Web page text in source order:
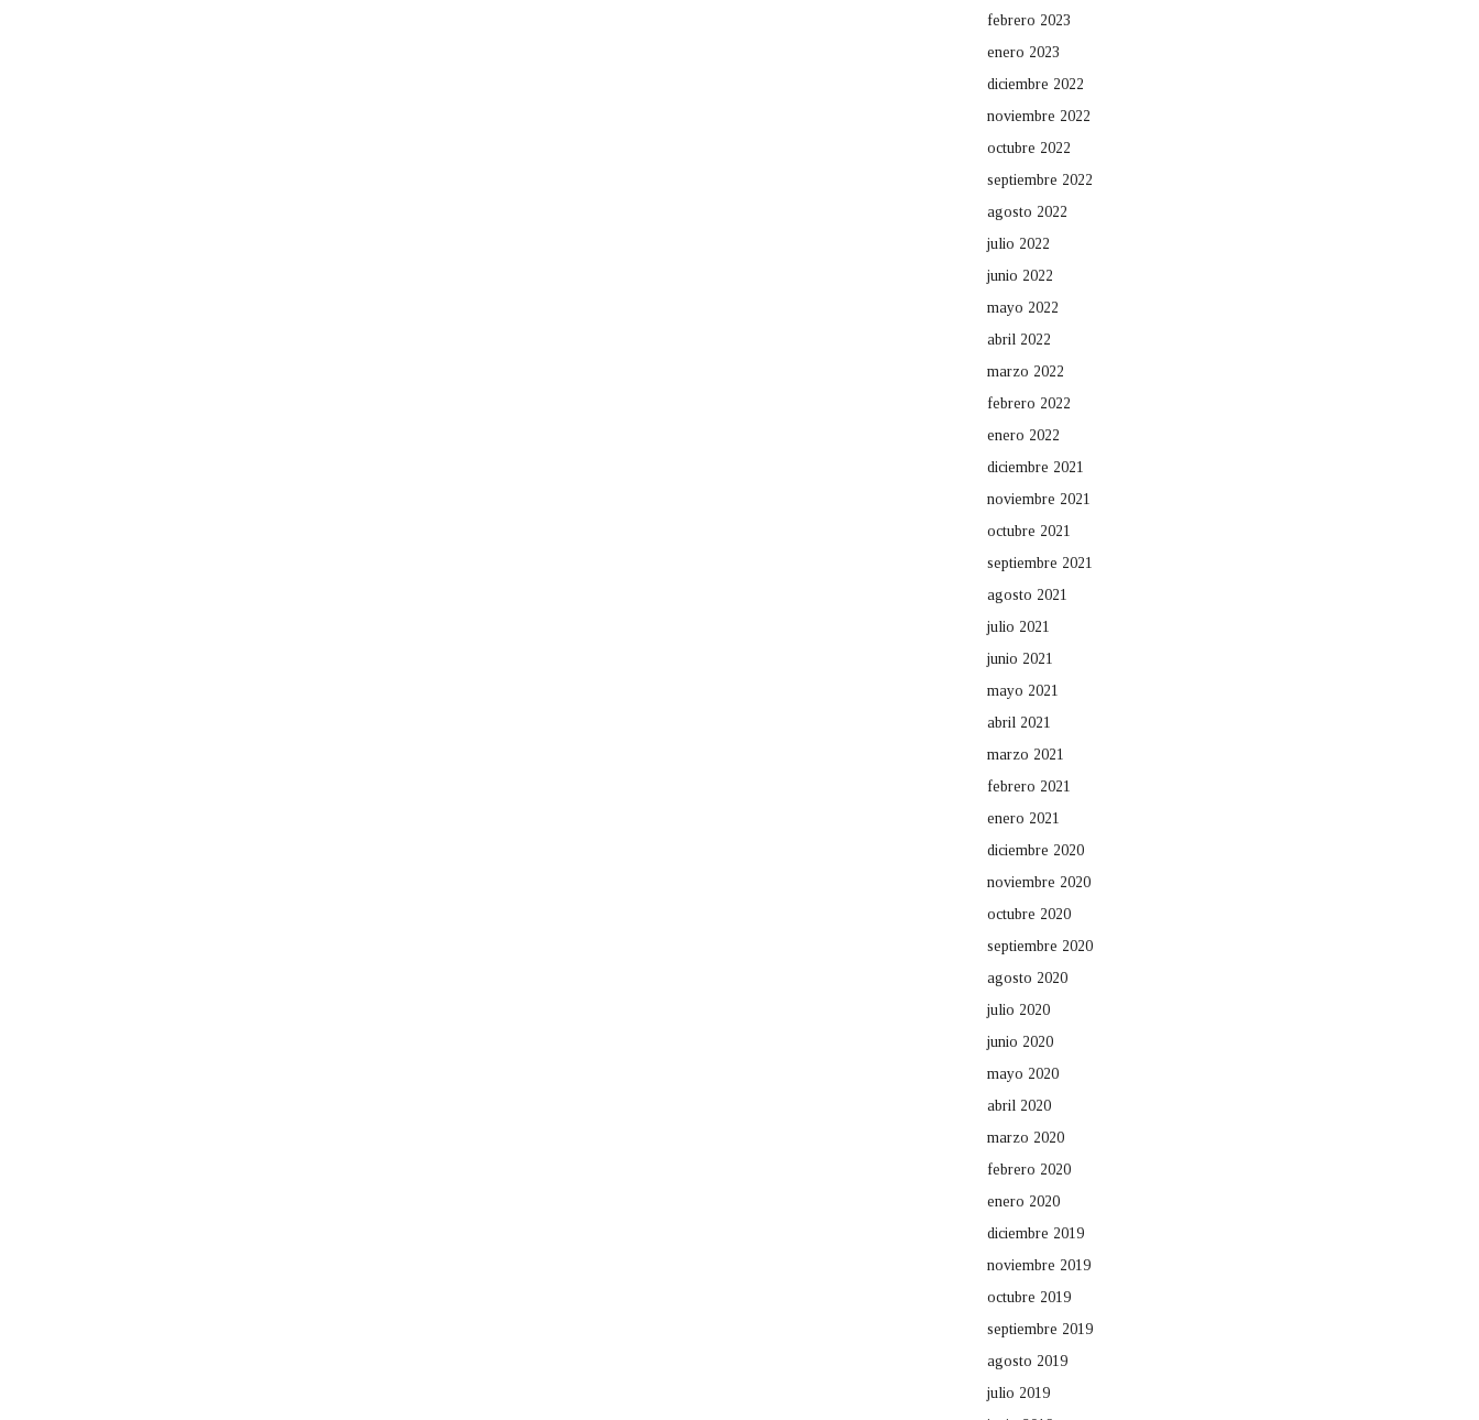
febrero 2023
enero 2023
diciembre 2022
noviembre 2022
octubre 2022
septiembre 2022
agosto 2022
julio 2022
junio 2022
mayo 2022
abril 2022
marzo 2022
febrero 2022
enero 2022
diciembre 2021
noviembre 2021
octubre 2021
septiembre 2021
agosto 2021
julio 2021
junio 2021
mayo 2021
abril 2021
marzo 2021
febrero 2021
enero 2021
diciembre 2020
noviembre 2020
octubre 2020
septiembre 2020
agosto 2020
julio 2020
junio 2020
mayo 2020
abril 2020
marzo 2020
febrero 2020
enero 2020
diciembre 2019
noviembre 2019
octubre 2019
septiembre 2019
agosto 2019
julio 2019